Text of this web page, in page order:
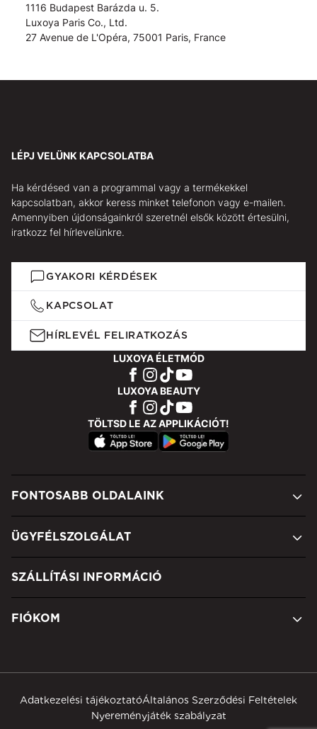
1116 Budapest Barázda u. 5.
Luxoya Paris Co., Ltd.
27 Avenue de L'Opéra, 75001 Paris, France
LÉPJ VELÜNK KAPCSOLATBA
Ha kérdésed van a programmal vagy a termékekkel
kapcsolatban, akkor keress minket telefonon vagy e-mailen.
Amennyiben újdonságainkról szeretnél elsők között értesülni,
iratkozz fel hírlevelünkre.
GYAKORI KÉRDÉSEK
KAPCSOLAT
HÍRLEVÉL FELIRATKOZÁS
LUXOYA ÉLETMÓD
LUXOYA BEAUTY
TÖLTSD LE AZ APPLIKÁCIÓT!
FONTOSABB OLDALAINK
ÜGYFÉLSZOLGÁLAT
SZÁLLÍTÁSI INFORMÁCIÓ
FIÓKOM
Adatkezelési tájékoztatóÁltalános Szerződési Feltételek
Nyereményjáték szabályzat